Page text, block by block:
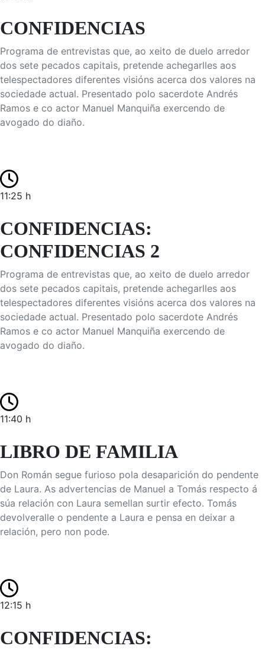
CONFIDENCIAS
Programa de entrevistas que, ao xeito de duelo arredor
dos sete pecados capitais, pretende achegarlles aos
telespectadores diferentes visións acerca dos valores na
sociedade actual. Presentado polo sacerdote Andrés
Ramos e co actor Manuel Manquiña exercendo de
avogado do diaño.
11:25 h
CONFIDENCIAS:
CONFIDENCIAS 2
Programa de entrevistas que, ao xeito de duelo arredor
dos sete pecados capitais, pretende achegarlles aos
telespectadores diferentes visións acerca dos valores na
sociedade actual. Presentado polo sacerdote Andrés
Ramos e co actor Manuel Manquiña exercendo de
avogado do diaño.
11:40 h
LIBRO DE FAMILIA
Don Román segue furioso pola desaparición do pendente
de Laura. As advertencias de Manuel a Tomás respecto á
súa relación con Laura semellan surtir efecto. Tomás
devolveralle o pendente a Laura e pensa en deixar a
relación, pero non pode.
12:15 h
CONFIDENCIAS: